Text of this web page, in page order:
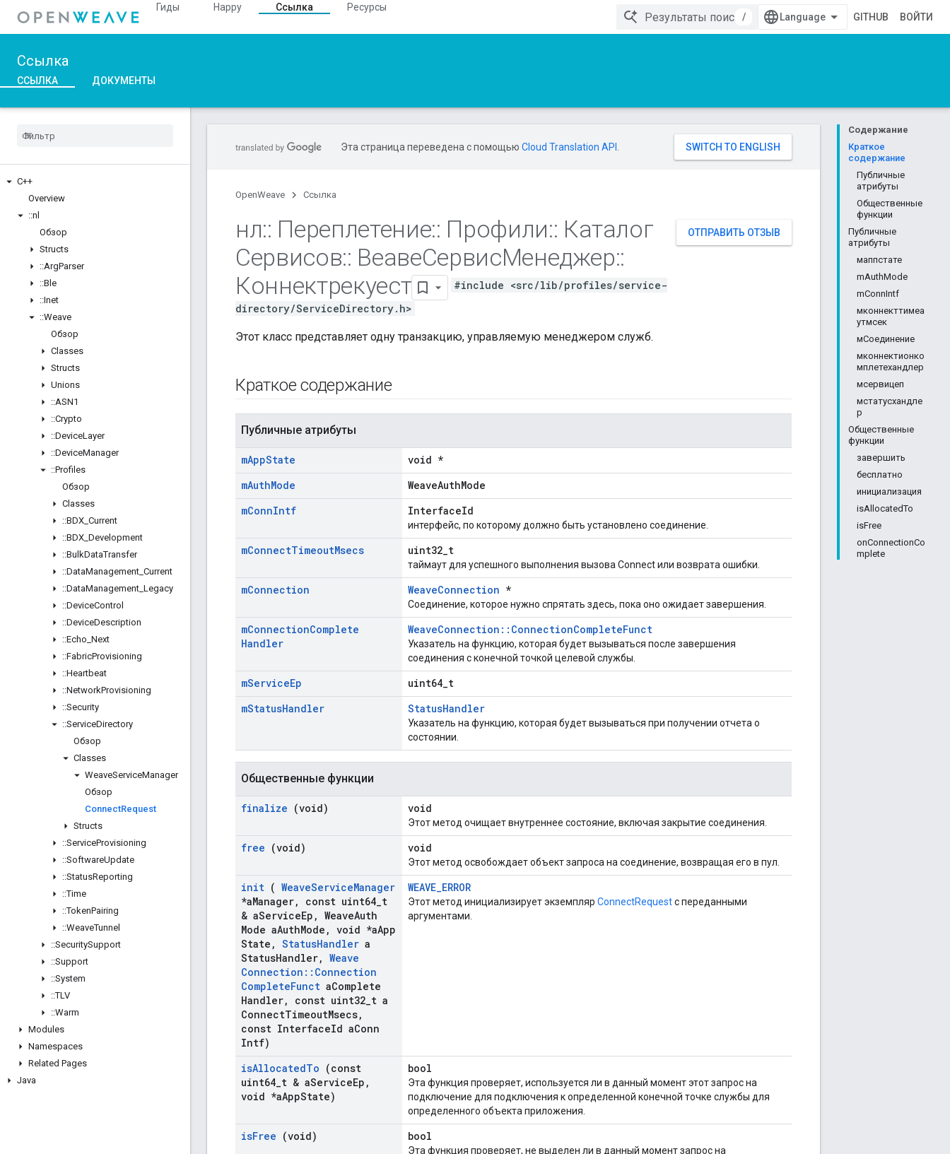
Гиды Happy Ссылка
Ресурсы
/
GITHUB ВОЙТИ
Ссылка
ССЫЛКА ДОКУМЕНТЫ
C++
Overview
::nl
Обзор
Structs
::ArgParser
::Ble
::Inet
::Weave
Обзор
Classes
Structs
Unions
::ASN1
::Crypto
::DeviceLayer
::DeviceManager
::Profiles
Обзор
Classes
::BDX Current
::BDX Development
::BulkDataTransfer
::DataManagement Current
::DataManagement Legacy
::DeviceControl
::DeviceDescription
::Echo Next
::FabricProvisioning
::Heartbeat
::NetworkProvisioning
::Security
::ServiceDirectory
Обзор
Classes
WeaveServiceManager
Обзор
ConnectRequest
Structs
::ServiceProvisioning
::SoftwareUpdate
::StatusReporting
::Time
::TokenPairing
::WeaveTunnel
::SecuritySupport
::Support
::System
::TLV
::Warm
Modules
Namespaces
Related Pages
Java
Содержание
Краткое
содержание
Публичные
атрибуты
Общественные
функции
Публичные
атрибуты
маппстате
mAuthMode
mConnIntf
мконнекттимеа
утмсек
мСоединение
мконнектионко
мплетехандлер
мсервицеп
мстатусхандле
р
Общественные
функции
завершить
бесплатно
инициализация
isAllocatedTo
isFree
onConnectionCo
mplete
Эта страница переведена с помощью Cloud Translation API
OpenWeave Ссылка
ОТПРАВИТЬ ОТЗЫВ
нл:: Переплетение:: Профили:: Каталог
Сервисов:: ВеавеСервисМенеджер::
Коннектрекуест
#include <src/lib/profiles/service-
directory/ServiceDirectory.h>
Этот класс представляет одну транзакцию, управляемую менеджером служб.
Краткое содержание
Публичные атрибуты
mAppState
void *
mAuthMode
WeaveAuthMode
mConnIntf InterfaceId
интерфейс, по которому должно быть установлено соединение.
mConnectTimeoutMsecs uint32_t
таймаут для успешного выполнения вызова Connect или возврата ошибки.
mConnection WeaveConnection *
Соединение, которое нужно спрятать здесь, пока оно ожидает завершения.
mConnectionComplete
Handler
WeaveConnection::ConnectionCompleteFunct
Указатель на функцию, которая будет вызываться после завершения
соединения с конечной точкой целевой службы.
mServiceEp
uint64_t
mStatusHandler StatusHandler
Указатель на функцию, которая будет вызываться при получении отчета о
состоянии.
Общественные функции
finalize (void) void
Этот метод очищает внутреннее состояние, включая закрытие соединения.
free (void) void
Этот метод освобождает объект запроса на соединение, возвращая его в пул.
init ( WeaveServiceManager
*aManager, const uint64 t
& aServiceEp , WeaveAuth
Mode aAuthMode , void *aApp
State , StatusHandler a
StatusHandler, Weave
Connection :: Connection
CompleteFunct aComplete
Handler, const uint32 t a
ConnectTimeoutMsecs,
const InterfaceId aConn
Intf)
WEAVE_ERROR
Этот метод инициализирует экземпляр ConnectRequestс переданными
аргументами.
isAllocatedTo (const
uint64 t & aServiceEp ,
void *aAppState)
bool
Эта функция проверяет, используется ли в данный момент этот запрос на
подключение для подключения к определенной конечной точке службы для
определенного объекта приложения.
isFree (void) bool
Эта функция проверяет, не выделен ли в данный момент запрос на